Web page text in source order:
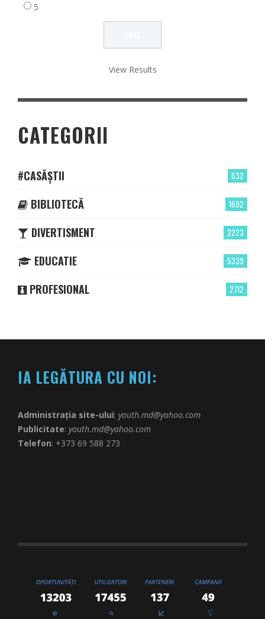
5
View Results
CATEGORII
632
#CASĂȘTII
1692
BIBLIOTECĂ
2223
DIVERTISMENT
5339
EDUCATIE
2712
PROFESIONAL
IA LEGĂTURA CU NOI:
Administrația site-ului: youth.md@yahoo.com
Publicitate: youth.md@yahoo.com
Telefon: +373 69 588 273